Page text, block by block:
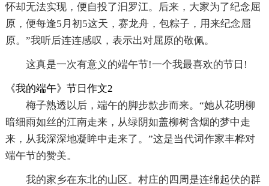
怀却无法实现，便自投了汩罗江。后来，大家为了纪念屈
原，便每逢5月初5这天，赛龙舟，包粽子，用来纪念屈
原。”我听后连连感叹，表示出对屈原的敬佩。
这真是一次有意义的端午节!一个我最喜欢的节日!
《我的端午》节日作文2
梅子熟透以后，端午的脚步款步而来。“她从花明柳
暗细雨如丝的江南走来，从绿阴如盖柳树含烟的梦中走
来，从我深深地凝眸中走来了。”这是当代词作家丰桦对
端午节的赞美。
我的家乡在东北的山区。村庄的四周是连绵起伏的群